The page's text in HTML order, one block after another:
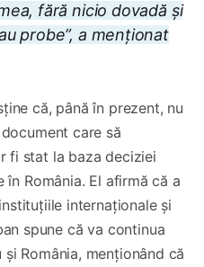
fără nicio dovadă și
probe”, a menționat
că, până în prezent, nu
care să
fi stat la baza deciziei
România. El afirmă că a
internaționale și
spune că va continua
România, menționând că